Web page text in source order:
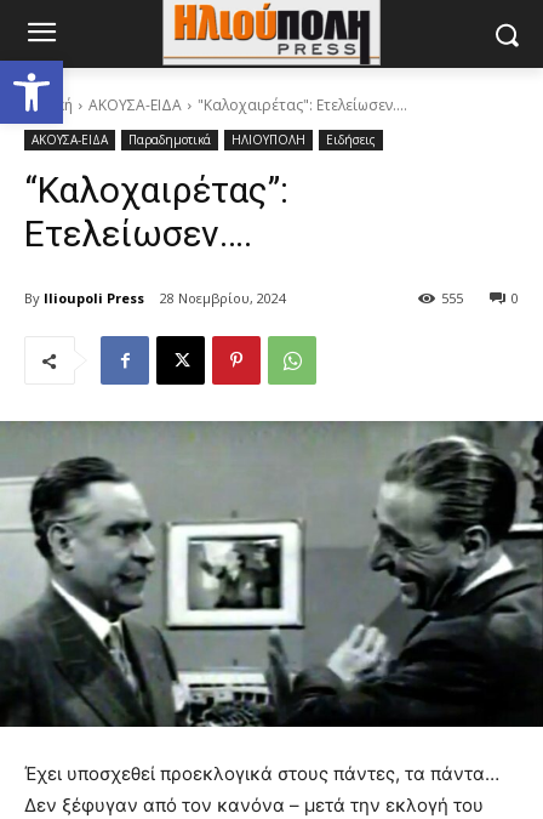
Ανοίξτε τη γραμμή εργαλείων
Αρχική ΑΚΟΥΣΑ-ΕΙΔΑ "Καλοχαιρέτας": Ετελείωσεν….
ΑΚΟΥΣΑ-ΕΙΔΑ Παραδημοτικά ΗΛΙΟΥΠΟΛΗ Ειδήσεις
“Καλοχαιρέτας”:
Ετελείωσεν….
By Ilioupoli Press 28 Νοεμβρίου, 2024 0
555
Έχει υποσχεθεί προεκλογικά στους πάντες, τα πάντα…
Δεν ξέφυγαν από τον κανόνα – μετά την εκλογή του